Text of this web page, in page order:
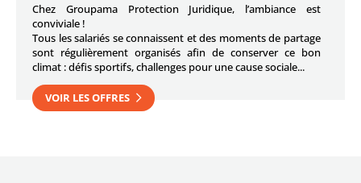
Chez Groupama Protection Juridique, l’ambiance est
conviviale !
Tous les salariés se connaissent et des moments de partage
sont régulièrement organisés afin de conserver ce bon
climat : défis sportifs, challenges pour une cause sociale...
VOIR LES OFFRES